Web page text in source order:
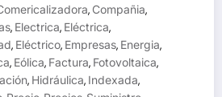
, Compañia,
, Electrica, Eléctrica,
, Eléctrico, Empresas, Energia,
, Eólica, Factura, Fotovoltaica,
, Hidráulica, Indexada,